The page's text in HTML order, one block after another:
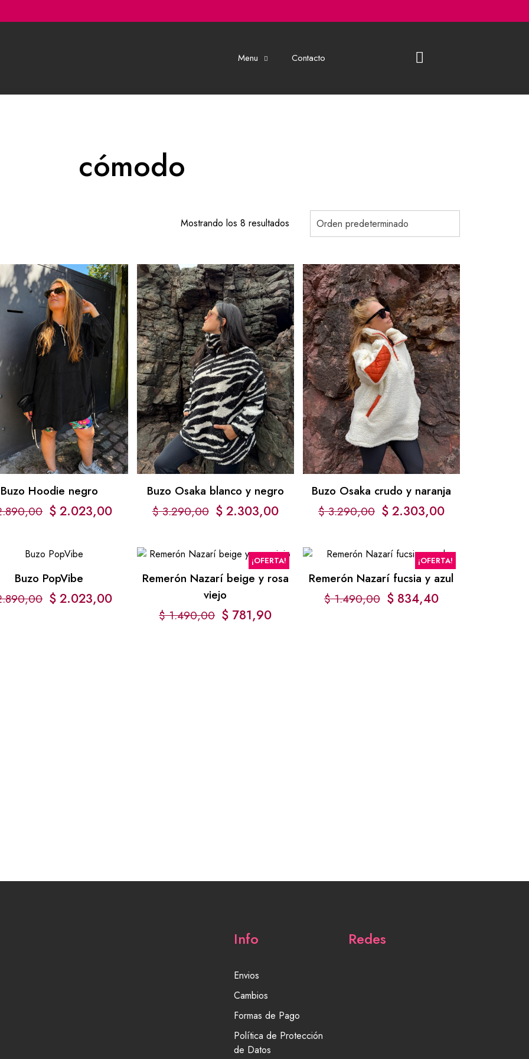
Menu Contacto
cómodo
Mostrando los 8 resultados Orden predeterminado
Buzo Hoodie negro
$ 2.023,00
Buzo Osaka blanco y negro
$3.290,00 $2.303,00
Buzo Osaka crudo y naranja
$3.290,00 $2.303,00
Buzo PopVibe
$ 2.023,00
¡OFERTA!
Remerón Nazarí beige y rosa
viejo
$1.490,00 $ 781,90
¡OFERTA!
Remerón Nazarí fucsia y azul
$1.490,00 $834,40
Info
Envios
Cambios
Formas de Pago
Política de Protección
de Datos
Redes